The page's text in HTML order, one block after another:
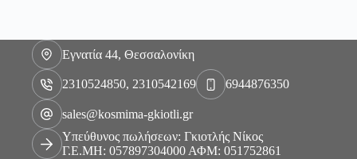
Εγνατία 44, Θεσσαλονίκη
2310524850, 2310542169 6944876350
sales@kosmima-gkiotli.gr
Υπεύθυνος πωλήσεων: Γκιοτλής Νίκος
Γ.Ε.ΜΗ: 057897304000 ΑΦΜ: 051752861